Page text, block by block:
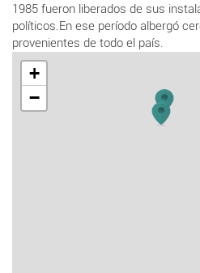
1985 fueron liberados de sus
políticos.En ese período albergó
provenientes de todo el país.
+
−